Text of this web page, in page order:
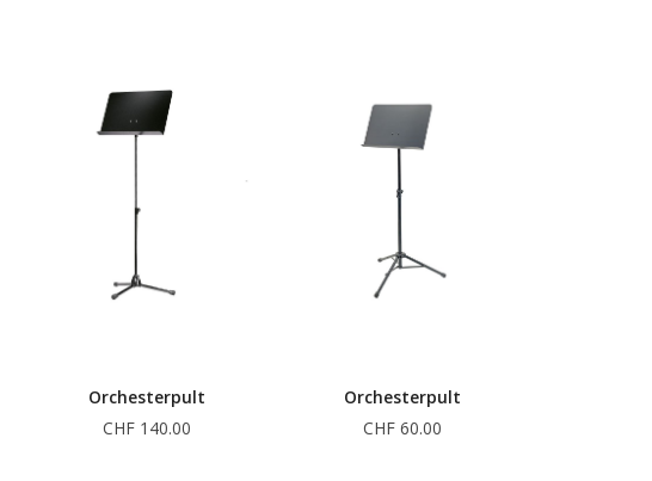
Orchesterpult
CHF 140.00
Orchesterpult
CHF 60.00